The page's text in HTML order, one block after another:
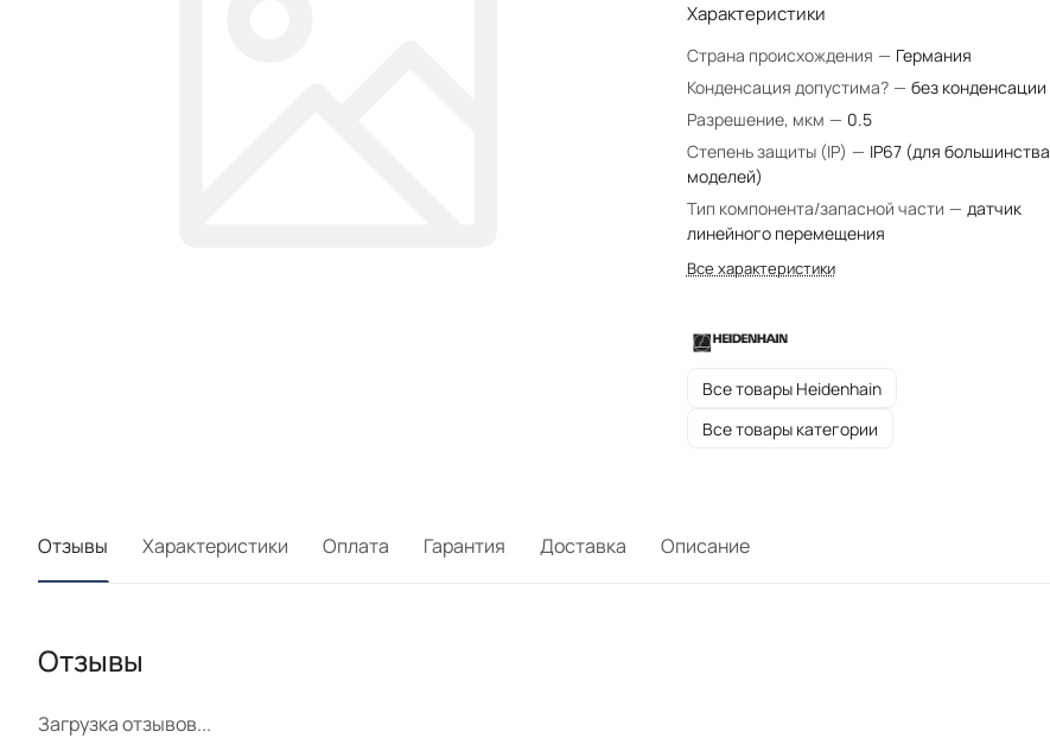
Характеристики
Страна происхождения — Германия
Конденсация допустима? — без конденсации
Разрешение, мкм — 0.5
Степень защиты (IP) — IP67 (для большинства
моделей)
Тип компонента/запасной части — датчик
линейного перемещения
Все характеристики
Все товары Heidenhain
Все товары категории
Отзывы Характеристики Оплата Гарантия Доставка Описание
Отзывы
Загрузка отзывов...